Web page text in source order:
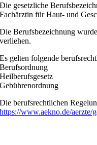
Die gesetzliche
Fachärztin für Haut- und
Die Berufsbezeichnung
verliehen.
Es gelten folgende
Berufsordnung
Heilberufsgesetz
Gebührenordnung
Die berufsrechtlichen
https://www.aekno.de/aerzte/